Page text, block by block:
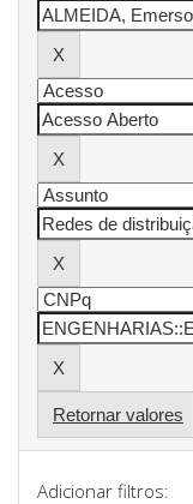
Retornar valores
Adicionar filtros: